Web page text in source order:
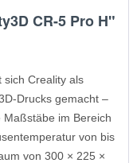
CR-5 Pro H"
sich Creality als
Drucks gemacht –
im Bereich
von bis
von 300 × 225 ×